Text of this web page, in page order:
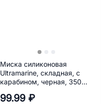
Миска силиконовая
Ultramarine, складная, с
карабином, черная, 350
99.99 ₽